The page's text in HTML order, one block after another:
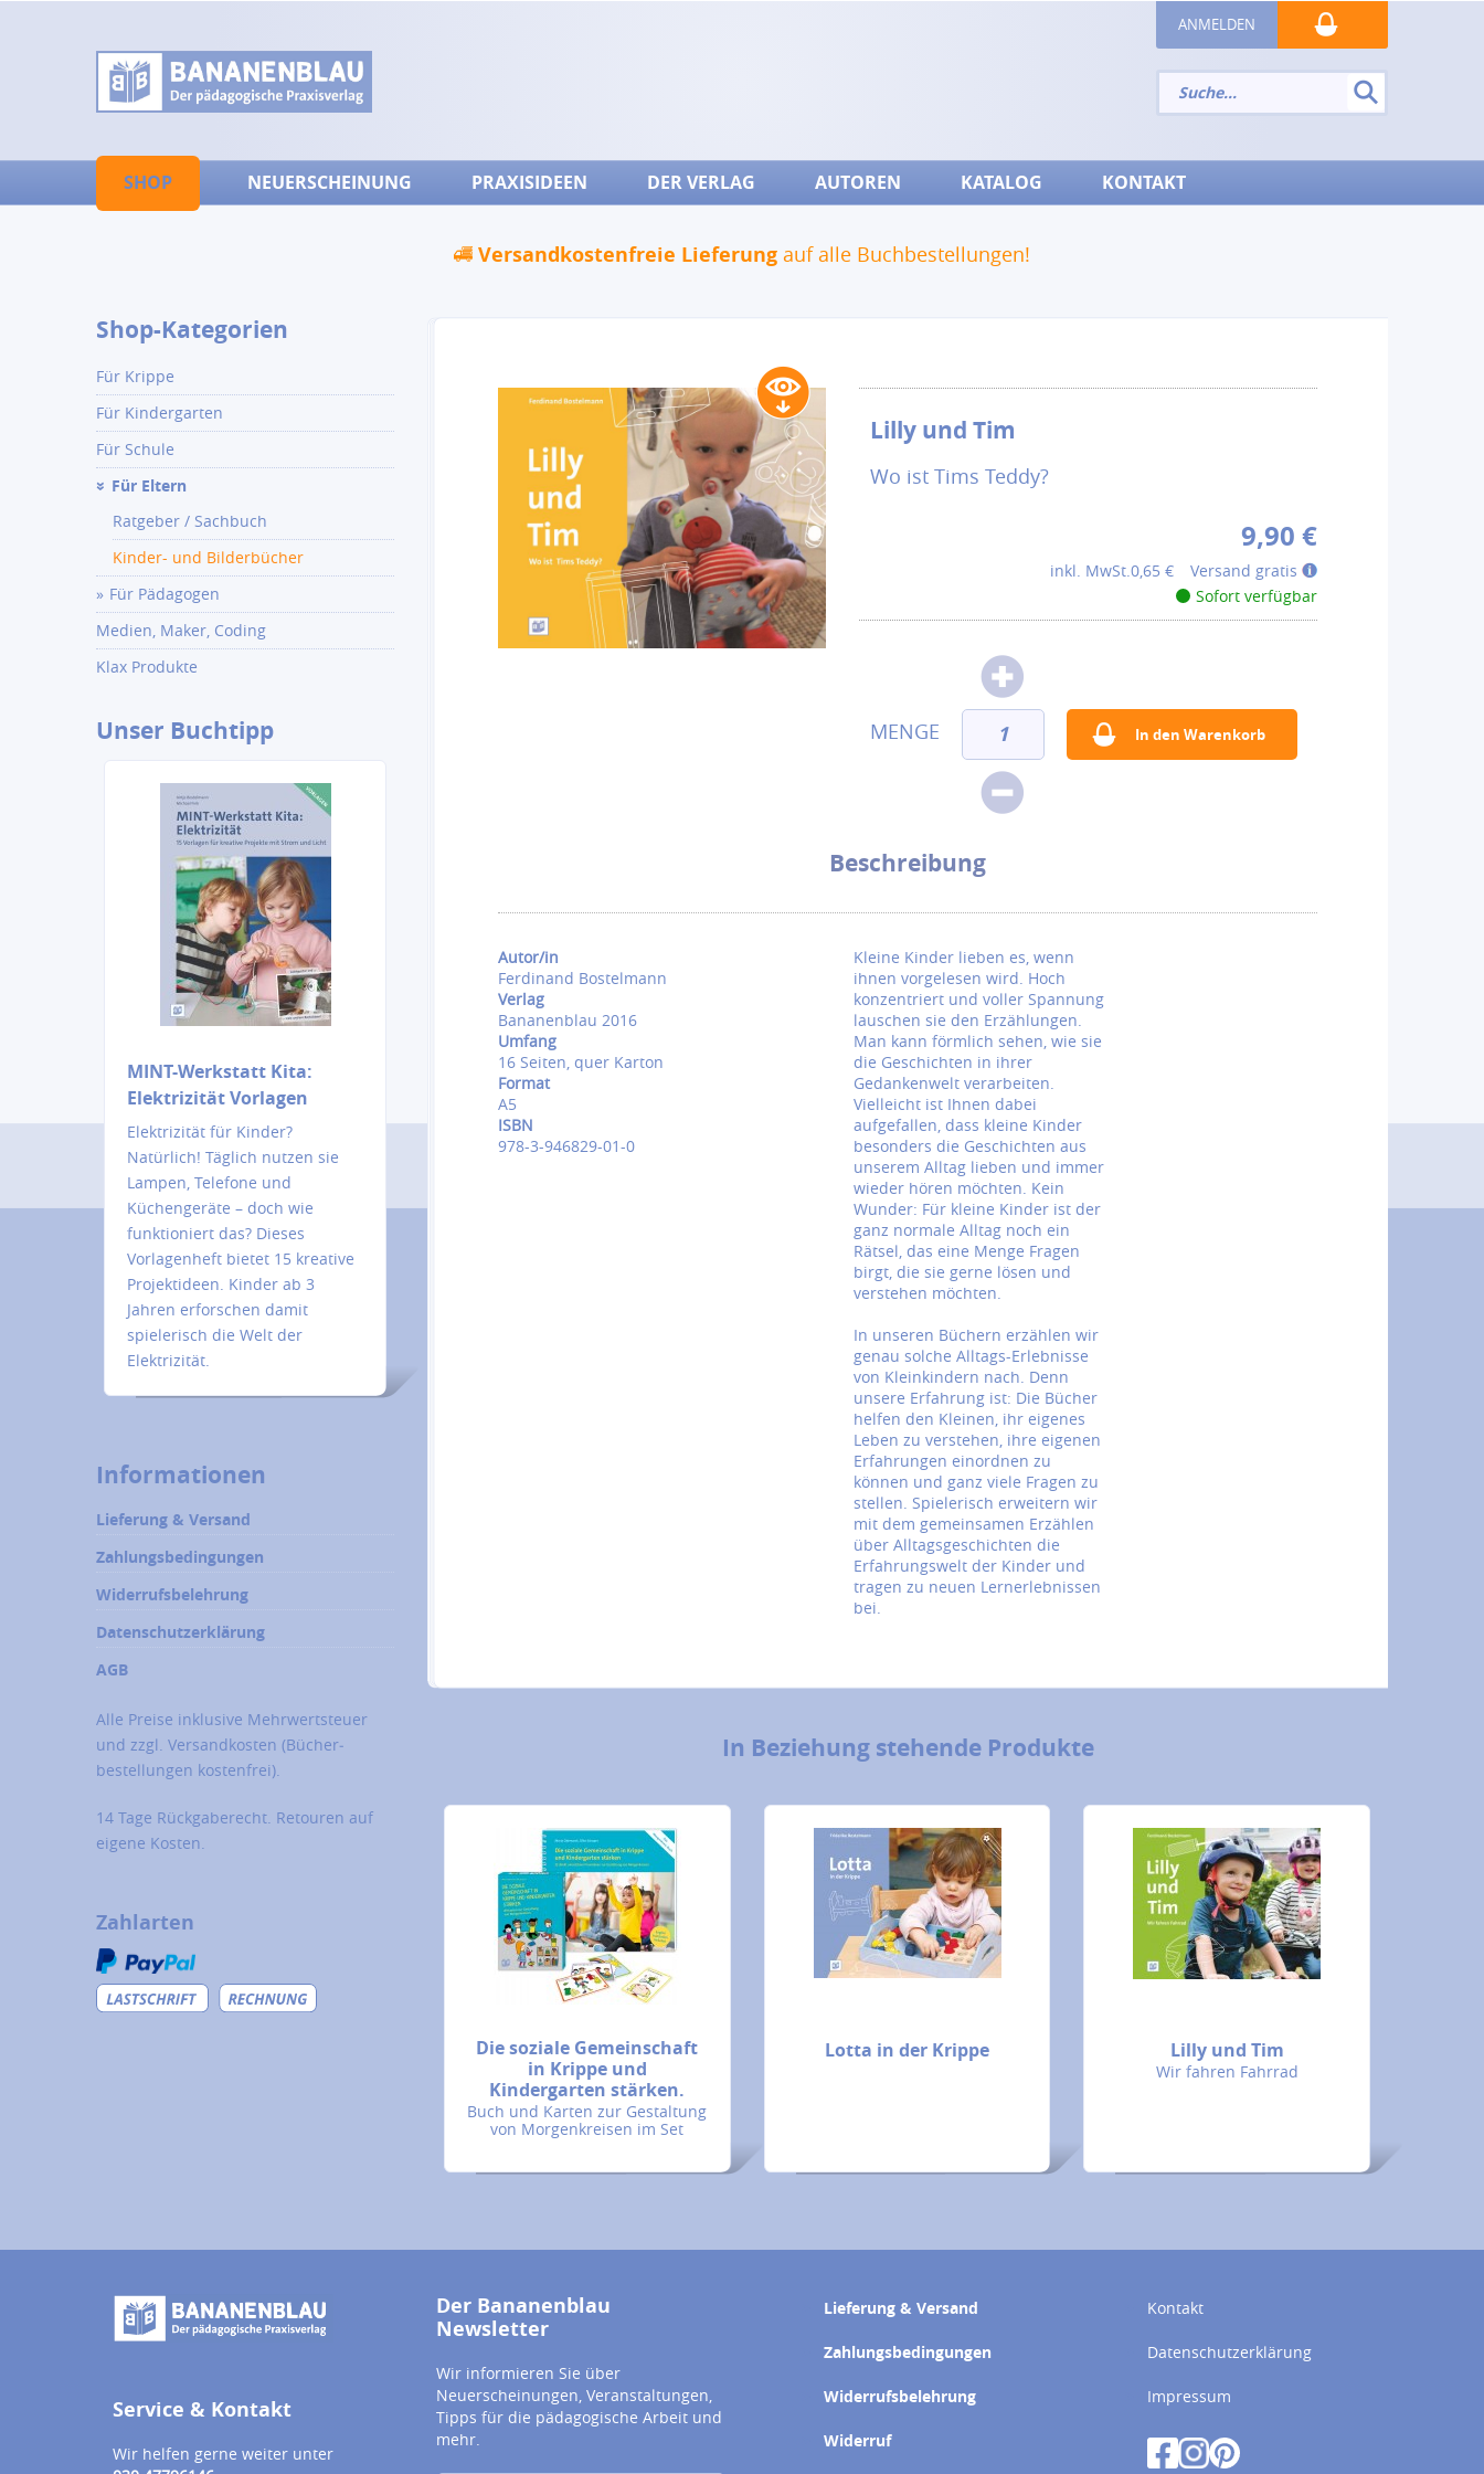
ANMELDEN
SHOP NEUERSCHEINUNG PRAXISIDEEN DER VERLAG AUTOREN KATALOG KONTAKT
Versandkostenfreie Lieferung auf alle Buchbestellungen!
Lilly und Tim
Wo ist Tims Teddy?
9,90 €
inkl. MwSt.0,65 €
Versand gratis
Sofort verfügbar
Beschreibung
Autor/in
Ferdinand Bostelmann
Verlag
Bananenblau 2016
Umfang
16 Seiten, quer Karton
Format
A5
ISBN
978-3-946829-01-0
Kleine Kinder lieben es, wenn
ihnen vorgelesen wird. Hoch
konzentriert und voller Spannung
lauschen sie den Erzählungen.
Man kann förmlich sehen, wie sie
die Geschichten in ihrer
Gedankenwelt verarbeiten.
Vielleicht ist Ihnen dabei
aufgefallen, dass kleine Kinder
besonders die Geschichten aus
unserem Alltag lieben und immer
wieder hören möchten. Kein
Wunder: Für kleine Kinder ist der
ganz normale Alltag noch ein
Rätsel, das eine Menge Fragen
birgt, die sie gerne lösen und
verstehen möchten.
In unseren Büchern erzählen wir
genau solche Alltags-Erlebnisse
von Kleinkindern nach. Denn
unsere Erfahrung ist: Die Bücher
helfen den Kleinen, ihr eigenes
Leben zu verstehen, ihre eigenen
Erfahrungen einordnen zu
können und ganz viele Fragen zu
stellen. Spielerisch erweitern wir
mit dem gemeinsamen Erzählen
über Alltagsgeschichten die
Erfahrungswelt der Kinder und
tragen zu neuen Lernerlebnissen
bei.
In Beziehung stehende Produkte
Die soziale Gemeinschaft
in Krippe und
Kindergarten stärken.
Buch und Karten zur Gestaltung
von Morgenkreisen im Set
Lotta in der Krippe Lilly und Tim
Wir fahren Fahrrad
Shop-Kategorien
Für Krippe
Für Kindergarten
Für Schule
Für Eltern
Ratgeber / Sachbuch
Kinder- und Bilderbücher
Für Pädagogen
Medien, Maker, Coding
Klax Produkte
Unser Buchtipp
MINT-Werkstatt Kita:
Elektrizität Vorlagen
Elektrizität für Kinder?
Natürlich! Täglich nutzen sie
Lampen, Telefone und
Küchengeräte – doch wie
funktioniert das? Dieses
Vorlagenheft bietet 15 kreative
Projektideen. Kinder ab 3
Jahren erforschen damit
spielerisch die Welt der
Elektrizität.
Informationen
Lieferung & Versand
Zahlungsbedingungen
Widerrufsbelehrung
Datenschutzerklärung
AGB
Alle Preise inklusive Mehrwertsteuer
und zzgl. Versandkosten (Bücher­
bestellungen kostenfrei).
14 Tage Rückgaberecht. Retouren auf
eigene Kosten.
Zahlarten
Service & Kontakt
Wir helfen gerne weiter unter
Der Bananenblau
Newsletter
Wir informieren Sie über
Neuerscheinungen, Veranstaltungen,
Tipps für die pädagogische Arbeit und
mehr.
Lieferung & Versand
Zahlungsbedingungen
Widerrufsbelehrung
Widerruf
Kontakt
Datenschutzerklärung
Impressum